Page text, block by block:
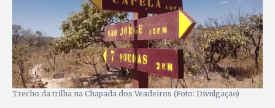
Trecho da trilha na Chapada dos Veadeiros (Foto: Divulgação)